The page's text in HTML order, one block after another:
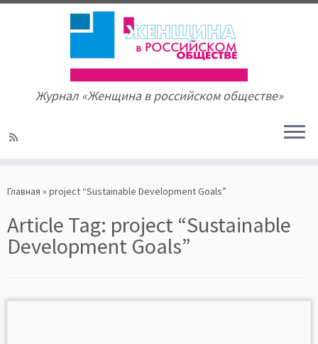
to
Журнал «Женщина в российском обществе»
Главная » project “Sustainable Development Goals”
Article Tag: project “Sustainable
Development Goals”